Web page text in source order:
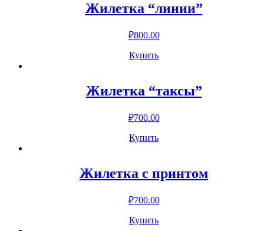
Жилетка “линии”
₽800.00
Купить
Жилетка “таксы”
₽700.00
Купить
Жилетка с принтом
₽700.00
Купить